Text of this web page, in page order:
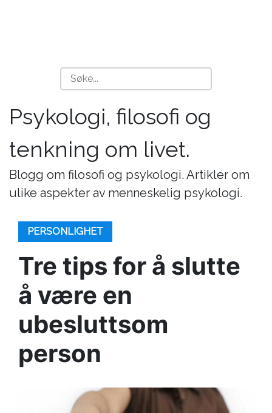
Psykologi, filosofi og
tenkning om livet.
Blogg om filosofi og psykologi. Artikler om
ulike aspekter av menneskelig psykologi.
PERSONLIGHET
Tre tips for å slutte
å være en
ubesluttsom
person